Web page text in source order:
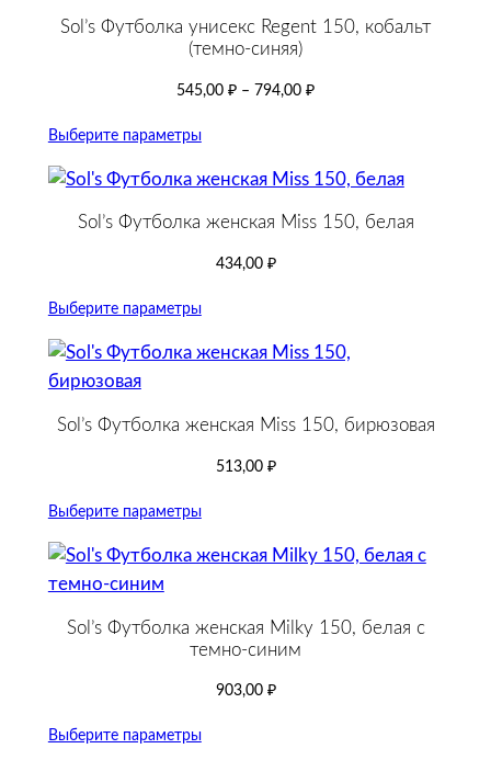
Sol’s Футболка унисекс Regent 150, кобальт
(темно-синяя)
545,00 ₽ – 794,00 ₽
Выберите параметры
Sol’s Футболка женская Miss 150, белая
434,00 ₽
Выберите параметры
Sol’s Футболка женская Miss 150, бирюзовая
513,00 ₽
Выберите параметры
Sol’s Футболка женская Milky 150, белая с
темно-cиним
903,00 ₽
Выберите параметры